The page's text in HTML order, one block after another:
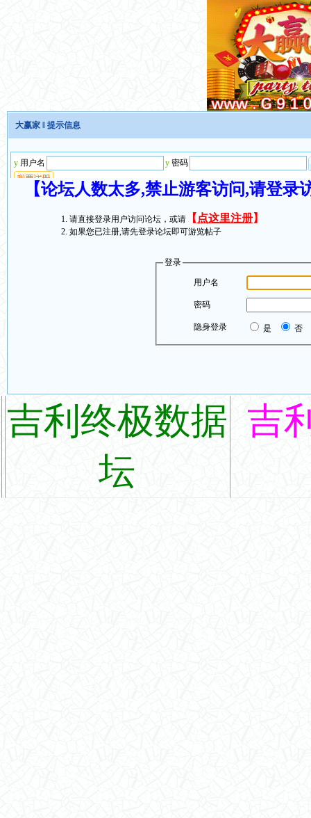
大赢家 ‖ 提示信息
【论坛人数太多,禁止游客访问,请登
请直接登录用户访问论坛，或请 【 点这里注册】
如果您已注册,请先登录论坛即可游览帖子
登录
用户名
密码
隐身登录 是 否
吉利终极数据
坛
吉